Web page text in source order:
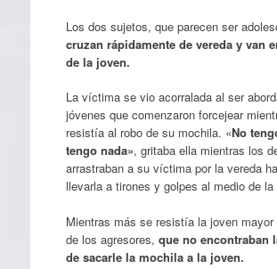
Los dos sujetos, que parecen ser
cruzan rápidamente de vereda y van
de la joven.
La víctima se vio acorralada al ser
jóvenes que comenzaron forcejear
resistía al robo de su mochila. «No
tengo nada», gritaba ella mientras los
arrastraban a su víctima por la vereda
llevarla a tirones y golpes al medio de la
Mientras más se resistía la joven mayor
de los agresores, que no encontraban
de sacarle la mochila a la joven.